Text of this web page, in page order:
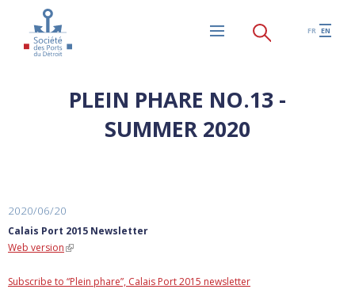
Skip to main content
FR EN
PLEIN PHARE NO.13 -
SUMMER 2020
2020/06/20
Calais Port 2015 Newsletter
Web version(link is external)
Subscribe to “Plein phare”, Calais Port 2015 newsletter